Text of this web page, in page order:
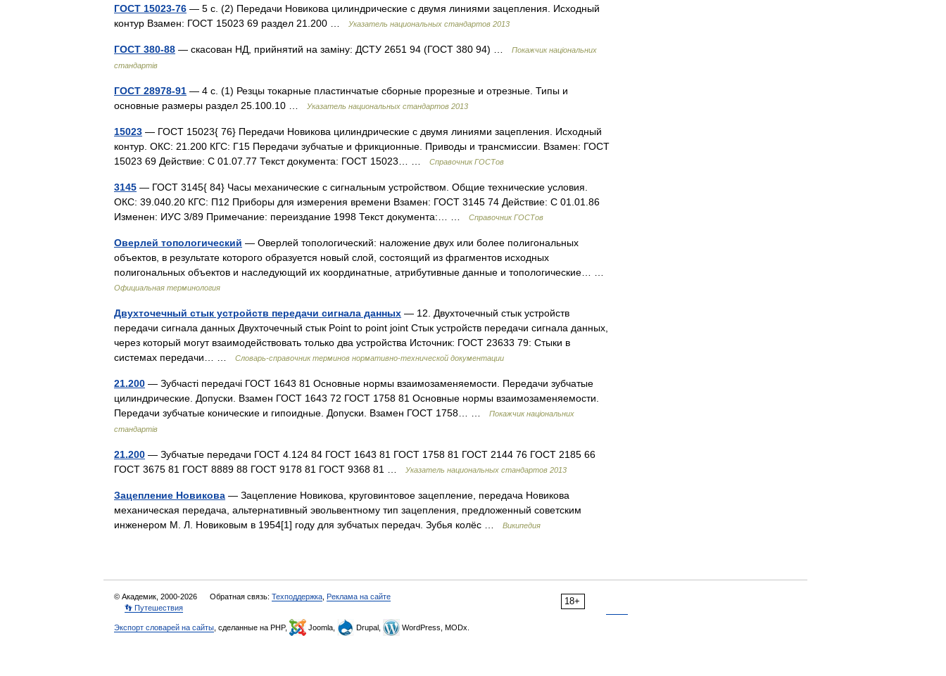
ГОСТ 15023-76 — 5 с. (2) Передачи Новикова цилиндрические с двумя линиями зацепления. Исходный
контур Взамен: ГОСТ 15023 69 раздел 21.200 …
Указатель национальных стандартов 2013
ГОСТ 380-88 — скасован НД, прийнятий на заміну: ДСТУ 2651 94 (ГОСТ 380 94) …
Покажчик національних
стандартів
ГОСТ 28978-91 — 4 с. (1) Резцы токарные пластинчатые сборные прорезные и отрезные. Типы и
основные размеры раздел 25.100.10 …
Указатель национальных стандартов 2013
15023 — ГОСТ 15023{ 76} Передачи Новикова цилиндрические с двумя линиями зацепления. Исходный
контур. ОКС: 21.200 КГС: Г15 Передачи зубчатые и фрикционные. Приводы и трансмиссии. Взамен: ГОСТ
15023 69 Действие: С 01.07.77 Текст документа: ГОСТ 15023… …
Справочник ГОСТов
3145 — ГОСТ 3145{ 84} Часы механические с сигнальным устройством. Общие технические условия.
ОКС: 39.040.20 КГС: П12 Приборы для измерения времени Взамен: ГОСТ 3145 74 Действие: С 01.01.86
Изменен: ИУС 3/89 Примечание: переиздание 1998 Текст документа:… …
Справочник ГОСТов
Оверлей топологический — Оверлей топологический: наложение двух или более полигональных
объектов, в результате которого образуется новый слой, состоящий из фрагментов исходных
полигональных объектов и наследующий их координатные, атрибутивные данные и топологические… …
Официальная терминология
Двухточечный стык устройств передачи сигнала данных — 12. Двухточечный стык устройств
передачи сигнала данных Двухточечный стык Point to point joint Стык устройств передачи сигнала данных,
через который могут взаимодействовать только два устройства Источник: ГОСТ 23633 79: Стыки в
системах передачи… …
Словарь-справочник терминов нормативно-технической документации
21.200 — Зубчасті передачі ГОСТ 1643 81 Основные нормы взаимозаменяемости. Передачи зубчатые
цилиндрические. Допуски. Взамен ГОСТ 1643 72 ГОСТ 1758 81 Основные нормы взаимозаменяемости.
Передачи зубчатые конические и гипоидные. Допуски. Взамен ГОСТ 1758… …
Покажчик національних
стандартів
21.200 — Зубчатые передачи ГОСТ 4.124 84 ГОСТ 1643 81 ГОСТ 1758 81 ГОСТ 2144 76 ГОСТ 2185 66
ГОСТ 3675 81 ГОСТ 8889 88 ГОСТ 9178 81 ГОСТ 9368 81 …
Указатель национальных стандартов 2013
Зацепление Новикова — Зацепление Новикова, круговинтовое зацепление, передача Новикова
механическая передача, альтернативный эвольвентному тип зацепления, предложенный советским
инженером М. Л. Новиковым в 1954[1] году для зубчатых передач. Зубья колёс …
Википедия
18+
© Академик, 2000-2026 Обратная связь: Техподдержка Реклама на сайте
👣 Путешествия
Экспорт словарей на сайты , сделанные на PHP, Joomla, Drupal, WordPress, MODx.